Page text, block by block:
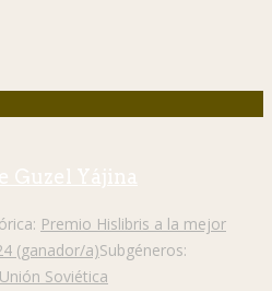
Guzel Yájina
Premio Hislibris a la mejor
(ganador/a)Subgéneros:
Unión Soviética